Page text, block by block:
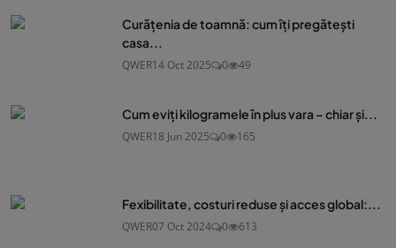
Curățenia de toamnă: cum îți pregătești
casa...
QWER14 Oct 2025 0 49
Cum eviți kilogramele în plus vara – chiar și...
QWER18 Jun 2025 0 165
Fexibilitate, costuri reduse și acces global:...
QWER07 Oct 2024 0 613